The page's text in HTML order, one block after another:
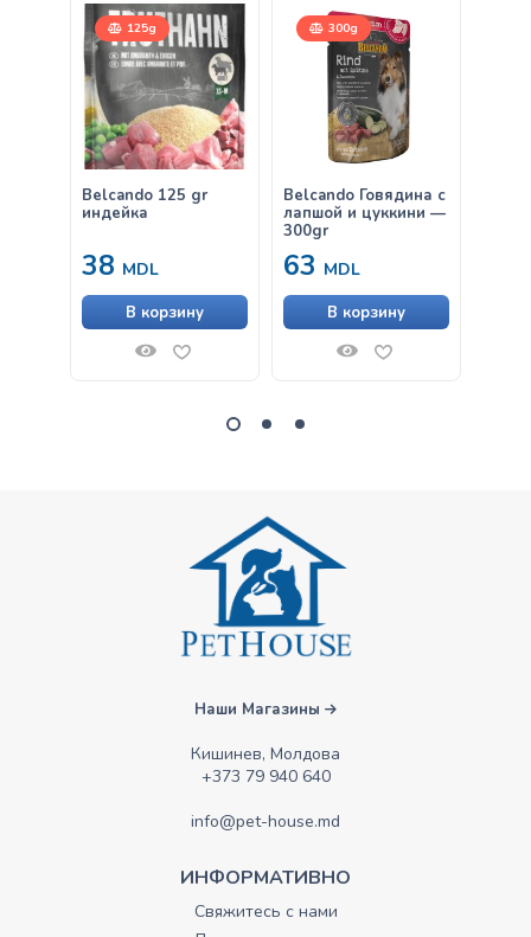
125g
Belcando 125 gr
индейка
38 MDL
В корзину
300g
Belcando Говядина с
лапшой и цуккини —
300gr
63 MDL
В корзину
Наши Магазины
Кишинев, Молдова
+373 79 940 640
info@pet-house.md
ИНФОРМАТИВНО
Свяжитесь с нами